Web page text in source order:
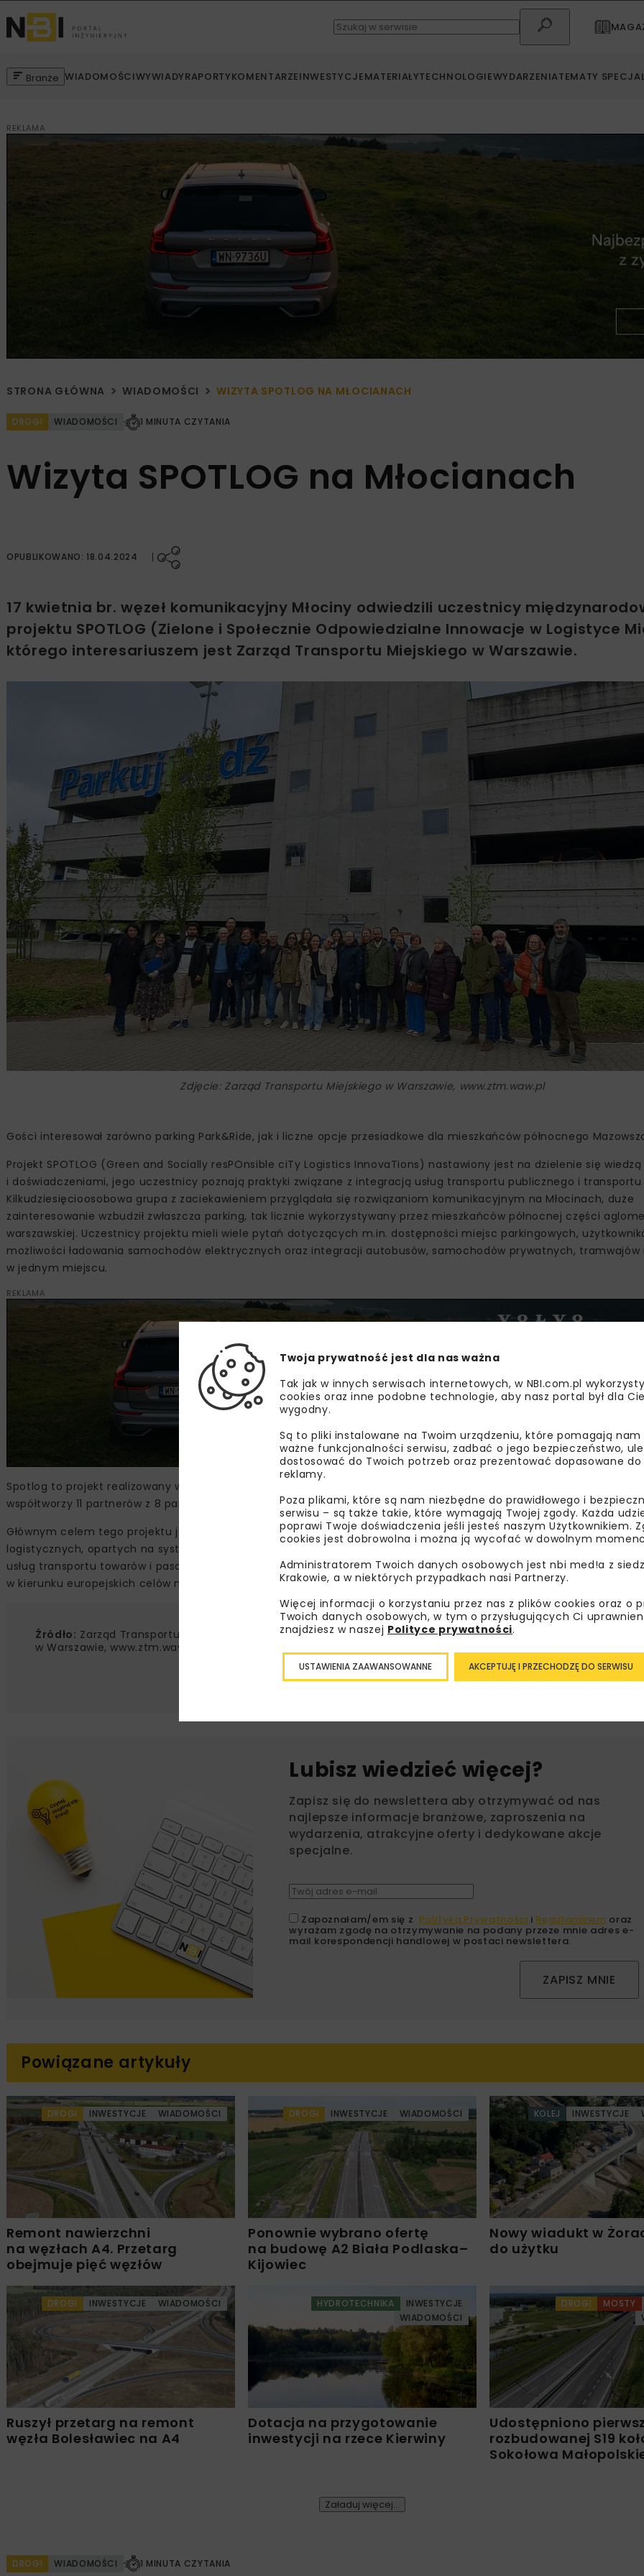
Branże WIADOMOŚCIWYWIADYRAPORTYKOMENTARZEINWESTYCJEMATERIAŁYTECHNOLOGIEWYDARZENIATEMATY
REKLAMA
STRONA GŁÓWNA WIADOMOŚCI WIZYTA SPOTLOG NA MŁOCIANACH
DROGI WIADOMOŚCI 1 MINUTA CZYTANIA
Wizyta SPOTLOG na Młocianach
OPUBLIKOWANO: 18.04.2024
17 kwietnia br. węzeł komunikacyjny Młociny odwiedzili uczestnicy
projektu SPOTLOG (Zielone i Społecznie Odpowiedzialne Innowacje w Logistyce
którego interesariuszem jest Zarząd Transportu Miejskiego w Warszawie.
Zdjęcie: Zarząd Transportu Miejskiego w Warszawie, www.ztm.waw.pl
Gości interesował zarówno parking Park&Ride, jak i liczne opcje przesiadkowe dla mieszkańców północnego
Projekt SPOTLOG (Green and Socially resPOnsible ciTy Logistics InnovaTions) nastawiony jest na dzielenie się wiedzą
i doświadczeniami, jego uczestnicy poznają praktyki związane z integracją usług transportu publicznego i transportu
Kilkudziesięcioosobowa grupa z zaciekawieniem przyglądała się rozwiązaniom komunikacyjnym na Młocinach, duże
zainteresowanie wzbudził zwłaszcza parking, tak licznie wykorzystywany przez mieszkańców północnej części
warszawskiej. Uczestnicy projektu mieli wiele pytań dotyczących m.in. dostępności miejsc parkingowych,
możliwości ładowania samochodów elektrycznych oraz integracji autobusów, samochodów prywatnych,
w jednym miejscu.
REKLAMA
Spotlog to projekt realizowany w ramach programu Interreg. Jego liderem jest Uniwersytet w Aveiro, a konsorcjum
współtworzy 11 partnerów z 8 państw (Portugalia, Włochy, Belgia, Francja, Rumunia, Łotwa, Polska i Finlandia).
Głównym celem tego projektu jest angażowanie społeczności lokalnych w tworzenie społecznie odpowiedzialnych
logistycznych, opartych na systemach możliwie zeroemisyjnych, poprzez wykorzystanie dostępnych zasobów oraz
usług transportu towarów i pasażerów. Partnerzy projektu SPOTLOG dążą do udoskonalenia instrumentów polityki
w kierunku europejskich celów mobilności, sprzyjającej włączeniu społecznemu i neutralnej pod względem emisji
Źródło: Zarząd Transportu Miejskiego
w Warszawie, www.ztm.waw.pl
ZTM
Lubisz wiedzieć więcej?
Zapisz się do newslettera aby otrzymywać od nas
najlepsze informacje branżowe, zaproszenia na
wydarzenia, atrakcyjne oferty i dedykowane akcje
specjalne.
Zapoznałam/em się z Polityką Prywatności i Regulaminem oraz
wyrażam zgodę na otrzymywanie na podany przeze mnie adres e-
mail korespondencji handlowej w postaci newslettera.
ZAPISZ MNIE
Powiązane artykuły
DROGI INWESTYCJE WIADOMOŚCI
Remont nawierzchni
na węzłach A4. Przetarg
obejmuje pięć węzłów
DROGI INWESTYCJE WIADOMOŚCI
Ponownie wybrano ofertę
na budowę A2 Biała Podlaska–
Kijowiec
KOLEJ INWESTYCJE
Nowy wiadukt w
do użytku
DROGI INWESTYCJE WIADOMOŚCI
Ruszył przetarg na remont
węzła Bolesławiec na A4
HYDROTECHNIKA
INWESTYCJE
WIADOMOŚCI
Dotacja na przygotowanie
inwestycji na rzece Kierwiny
DROGI MOSTY
Udostępniono
rozbudowanej S19
Sokołowa
Załaduj więcej...
DROGI WIADOMOŚCI 1 MINUTA CZYTANIA
Twoja prywatność jest dla nas ważna
Tak jak w innych serwisach internetowych, w NBI.com.pl
cookies oraz inne podobne technologie, aby nasz portal był dla
wygodny.
Są to pliki instalowane na Twoim urządzeniu, które pomagają nam
ważne funkcjonalności serwisu, zadbać o jego bezpieczeństwo,
dostosować do Twoich potrzeb oraz prezentować dopasowane
reklamy.
Poza plikami, które są nam niezbędne do prawidłowego i
serwisu – są także takie, które wymagają Twojej zgody. Każda
poprawi Twoje doświadczenia jeśli jesteś naszym Użytkownikiem.
cookies jest dobrowolna i można ją wycofać w dowolnym
Administratorem Twoich danych osobowych jest nbi med!a z
Krakowie, a w niektórych przypadkach nasi Partnerzy.
Więcej informacji o korzystaniu przez nas z plików cookies oraz o
Twoich danych osobowych, w tym o przysługujących Ci
znajdziesz w naszej Polityce prywatności.
AKCEPTUJĘ I PRZECHODZĘ DO SERWISU
USTAWIENIA ZAAWANSOWANNE